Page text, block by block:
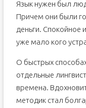
Язык нужен был
Причем они были
деньги. Спокойное
уже мало кого
О быстрых
отдельные
времена.
методик стал